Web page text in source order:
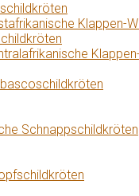
Klappen-
Schnappschildkröten